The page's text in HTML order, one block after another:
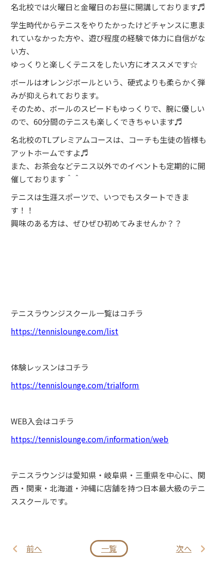
名北校では火曜日と金曜日のお昼に開講しております♬
学生時代からテニスをやりたかったけどチャンスに恵ま
れていなかった方や、遊び程度の経験で体力に自信がな
い方、
ゆっくりと楽しくテニスをしたい方にオススメです☆
ボールはオレンジボールという、硬式よりも柔らかく弾
みが抑えられております。
そのため、ボールのスピードもゆっくりで、腕に優しい
ので、60分間のテニスも楽しくできちゃいます♬
名北校のTLプレミアムコースは、コーチも生徒の皆様も
アットホームですよ♬
また、お茶会などテニス以外でのイベントも定期的に開
催しております＾＾
テニスは生涯スポーツで、いつでもスタートできま
す！！
興味のある方は、ぜひぜひ初めてみませんか？？
テニスラウンジスクール一覧はコチラ
https://tennislounge.com/list
体験レッスンはコチラ
https://tennislounge.com/trialform
WEB入会はコチラ
https://tennislounge.com/information/web
テニスラウンジは愛知県・岐阜県・三重県を中心に、関
西・関東・北海道・沖縄に店舗を持つ日本最大級のテニ
ススクールです。
前へ 一覧 次へ